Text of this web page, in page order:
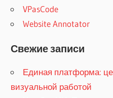
VPasCode
Website Annotator
Свежие записи
Единая платформа:
визуальной работой